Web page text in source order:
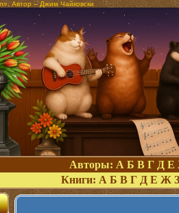
Автор – Джим Чайковски
Авторы: А Б В Г Д Е
Книги: А Б В Г Д Е Ж З